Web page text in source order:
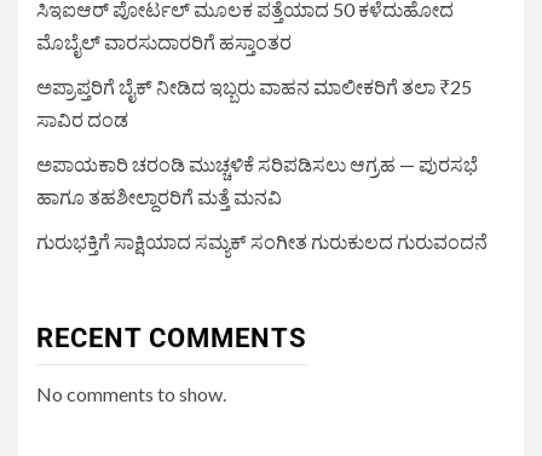
ಸಿಇಐಆರ್ ಪೋರ್ಟಲ್ ಮೂಲಕ ಪತ್ತೆಯಾದ 50 ಕಳೆದುಹೋದ
ಮೊಬೈಲ್ ವಾರಸುದಾರರಿಗೆ ಹಸ್ತಾಂತರ
ಅಪ್ರಾಪ್ತರಿಗೆ ಬೈಕ್ ನೀಡಿದ ಇಬ್ಬರು ವಾಹನ ಮಾಲೀಕರಿಗೆ ತಲಾ ₹25
ಸಾವಿರ ದಂಡ
ಅಪಾಯಕಾರಿ ಚರಂಡಿ ಮುಚ್ಚಳಿಕೆ ಸರಿಪಡಿಸಲು ಆಗ್ರಹ — ಪುರಸಭೆ
ಹಾಗೂ ತಹಶೀಲ್ದಾರರಿಗೆ ಮತ್ತೆ ಮನವಿ
ಗುರುಭಕ್ತಿಗೆ ಸಾಕ್ಷಿಯಾದ ಸಮ್ಯಕ್ ಸಂಗೀತ ಗುರುಕುಲದ ಗುರುವಂದನೆ
RECENT COMMENTS
No comments to show.